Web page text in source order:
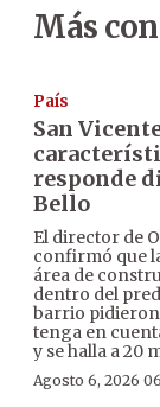
Más
País
San
responde
Bello
El director de
confirmó que
área de
dentro del
barrio pidieron
tenga en
y se halla a 20
Agosto 6, 2026